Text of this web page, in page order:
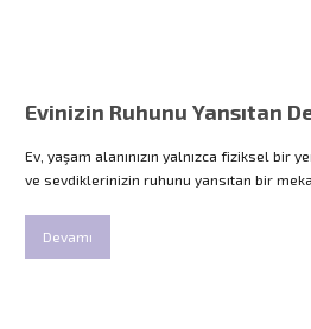
Ev, yaşam alanınızın yalnızca fiziksel bir
ve sevdiklerinizin ruhunu yansıtan bir
Devamı